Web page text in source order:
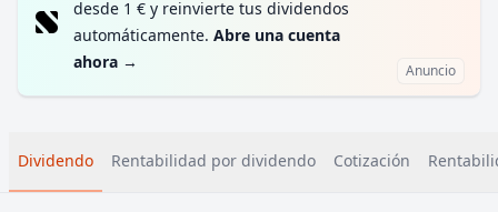
desde 1 € y reinvierte tus dividendos
automáticamente. Abre una cuenta
ahora → Anuncio
Dividendo Rentabilidad por dividendo Cotización